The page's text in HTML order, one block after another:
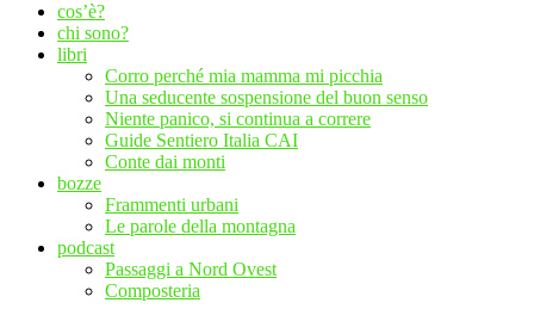
cos’è?
chi sono?
libri
Corro perché mia mamma mi picchia
Una seducente sospensione del buon senso
Niente panico, si continua a correre
Guide Sentiero Italia CAI
Conte dai monti
bozze
Frammenti urbani
Le parole della montagna
podcast
Passaggi a Nord Ovest
Composteria